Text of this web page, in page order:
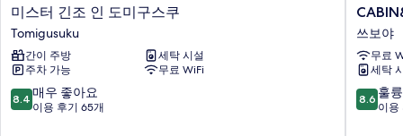
미
스
터
긴
조
인
도
미스터 긴조 인 도미구스쿠
Tomigusuku
간이 주방
세탁 시설
주차 가능
무료 WiFi
10
점
8.4 매우 좋아요
이용 후기 65개
NAHA
쓰
보
야
쓰보야
무료
세탁
10
점
8.6 훌
이용